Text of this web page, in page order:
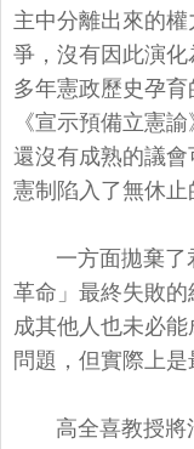
主中分離出來的權
爭，沒有因此演化
多年憲政歷史孕
《宣示預備立憲諭
還沒有成熟的議會
憲制陷入了無休止
一方面拋棄
革命」 最終失敗的
成其他人也未必
問題，但實際上是
高全喜教授